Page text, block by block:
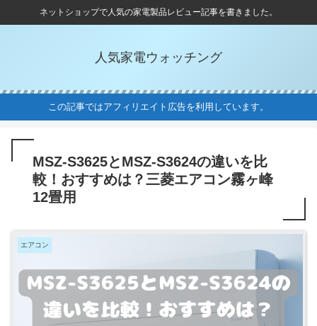
ネットショップで人気の家電製品レビュー記事を書きました。
人気家電ウォッチング
この記事ではアフィリエイト広告を利用しています。
MSZ-S3625とMSZ-S3624の違いを比
較！おすすめは？三菱エアコン霧ヶ峰
12畳用
エアコン